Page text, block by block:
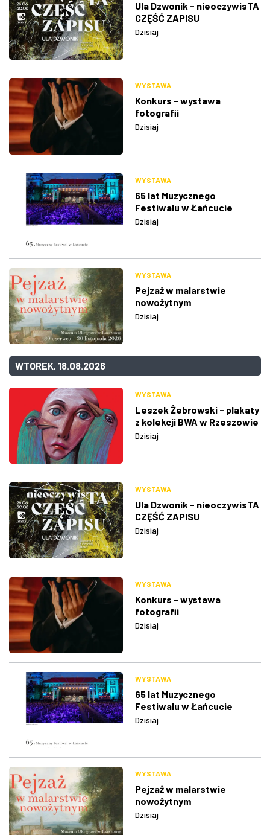
Ula Dzwonik - nieoczywisTA
CZĘŚĆ ZAPISU
Dzisiaj
WYSTAWA
Konkurs - wystawa
fotografii
Dzisiaj
WYSTAWA
65 lat Muzycznego
Festiwalu w Łańcucie
Dzisiaj
WYSTAWA
Pejzaż w malarstwie
nowożytnym
Dzisiaj
WTOREK, 18.08.2026
WYSTAWA
Leszek Żebrowski - plakaty
z kolekcji BWA w Rzeszowie
Dzisiaj
WYSTAWA
Ula Dzwonik - nieoczywisTA
CZĘŚĆ ZAPISU
Dzisiaj
WYSTAWA
Konkurs - wystawa
fotografii
Dzisiaj
WYSTAWA
65 lat Muzycznego
Festiwalu w Łańcucie
Dzisiaj
WYSTAWA
Pejzaż w malarstwie
nowożytnym
Dzisiaj